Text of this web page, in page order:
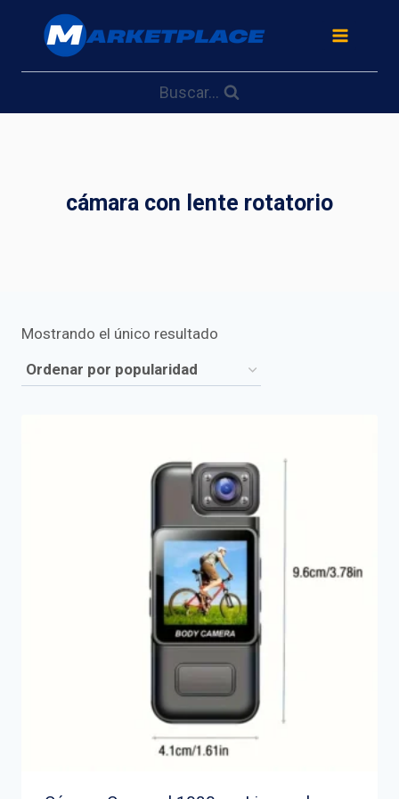
contenido
Buscar...
cámara con lente rotatorio
Mostrando el único resultado